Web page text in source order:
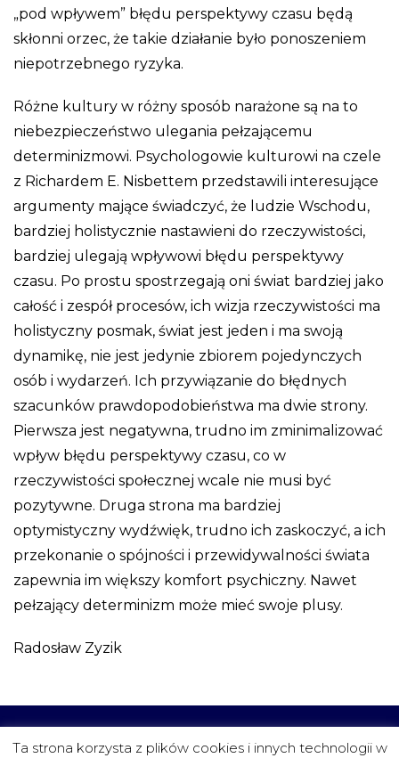
„pod wpływem” błędu perspektywy czasu będą
skłonni orzec, że takie działanie było ponoszeniem
niepotrzebnego ryzyka.
Różne kultury w różny sposób narażone są na to
niebezpieczeństwo ulegania pełzającemu
determinizmowi. Psychologowie kulturowi na czele
z Richardem E. Nisbettem przedstawili interesujące
argumenty mające świadczyć, że ludzie Wschodu,
bardziej holistycznie nastawieni do rzeczywistości,
bardziej ulegają wpływowi błędu perspektywy
czasu. Po prostu spostrzegają oni świat bardziej jako
całość i zespół procesów, ich wizja rzeczywistości ma
holistyczny posmak, świat jest jeden i ma swoją
dynamikę, nie jest jedynie zbiorem pojedynczych
osób i wydarzeń. Ich przywiązanie do błędnych
szacunków prawdopodobieństwa ma dwie strony.
Pierwsza jest negatywna, trudno im zminimalizować
wpływ błędu perspektywy czasu, co w
rzeczywistości społecznej wcale nie musi być
pozytywne. Druga strona ma bardziej
optymistyczny wydźwięk, trudno ich zaskoczyć, a ich
przekonanie o spójności i przewidywalności świata
zapewnia im większy komfort psychiczny. Nawet
pełzający determinizm może mieć swoje plusy.
Radosław Zyzik
CZYTELNIA FUNDACJA PROJEKTY KONTAKT
Ta strona korzysta z plików cookies i innych technologii w